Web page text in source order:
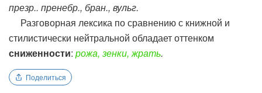
презр.. пренебр., бран., вульг.
Разговорная лексика по сравнению с книжной и
стилистически нейтральной обладает оттенком
сниженности: рожа, зенки, жрать.
Поделиться